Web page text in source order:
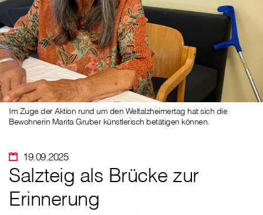
19.09.2025
Im Zuge der Aktion rund um den Weltalzheimertag hat sich die
Bewohnerin Marita Gruber künstlerisch betätigen können.
Salzteig als Brücke zur
Erinnerung